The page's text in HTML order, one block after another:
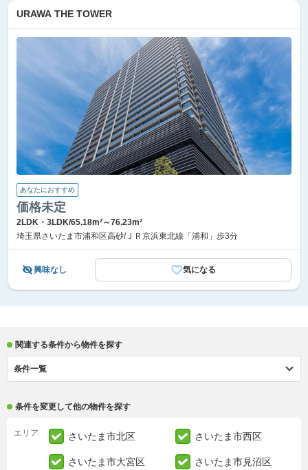
URAWA THE TOWER
あなたにおすすめ
価格未定
2LDK・3LDK/65.18m²～76.23m²
埼玉県さいたま市浦和区高砂/ＪＲ京浜東北線「浦和」歩3分
興味なし 気になる
関連する条件から物件を探す
条件一覧
条件を変更して他の物件を探す
エリア さいたま市北区 さいたま市西区
さいたま市大宮区 さいたま市見沼区